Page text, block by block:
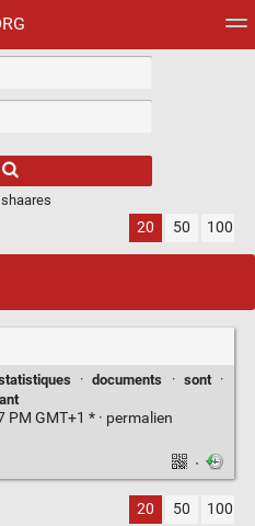
shaares
20 50 100
· documents · sont
·
GMT+1 * · permalien
·
20 50 100